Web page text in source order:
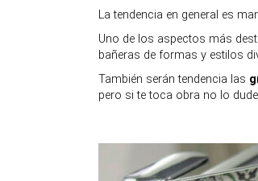
La tendencia en general es
Uno de los aspectos más
bañeras de formas y estilos
También serán tendencia las
pero si te toca obra no lo